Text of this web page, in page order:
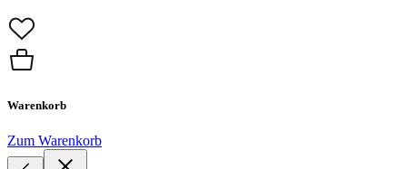
Warenkorb
Zum Warenkorb